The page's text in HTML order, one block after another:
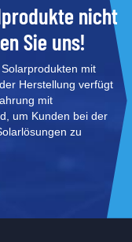
nicht
Sie uns!
mit
Herstellung verfügt
mit
um Kunden bei der
zu